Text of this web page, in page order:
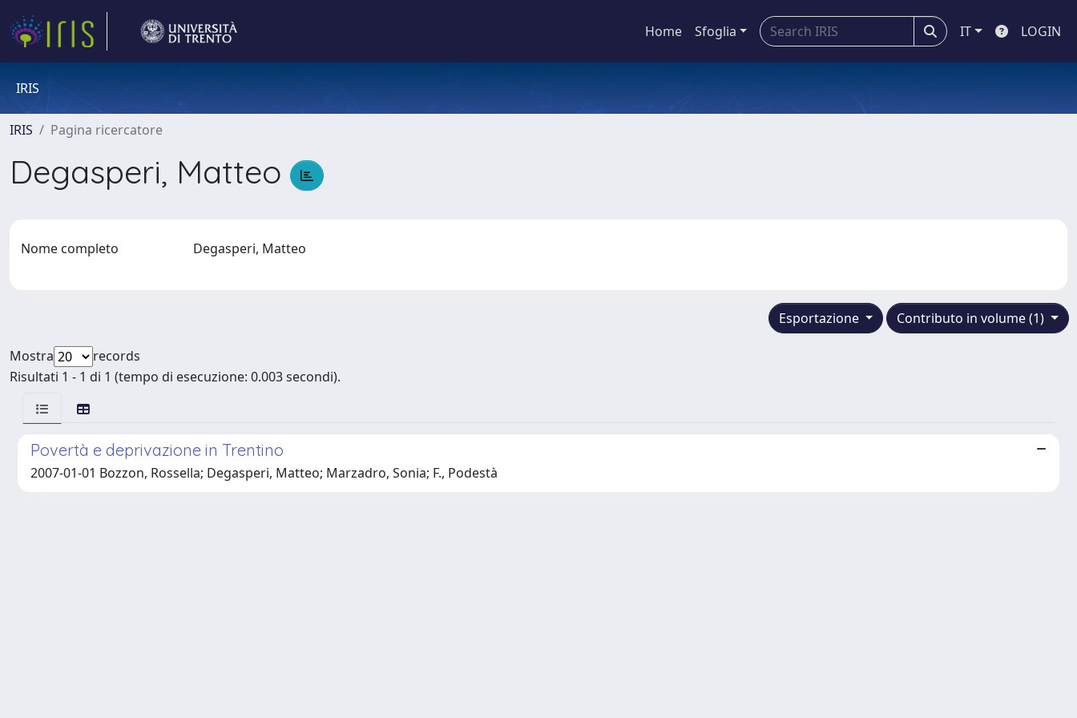
Home Sfoglia IT LOGIN
IRIS
IRIS Pagina ricercatore
Degasperi, Matteo
Nome completo Degasperi, Matteo
Contributo in volume (1)
Esportazione
Mostra
records
Risultati 1 - 1 di 1 (tempo di esecuzione: 0.003 secondi).
Povertà e deprivazione in Trentino
2007-01-01 Bozzon, Rossella; Degasperi, Matteo; Marzadro, Sonia; F., Podestà